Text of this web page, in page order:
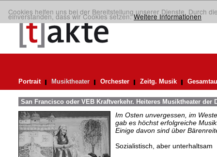
Cookies helfen uns bei der Bereitstellung unserer Dienste. Durch
einverstanden, dass wir Cookies setzen.Weitere Informationen
Portrait Musiktheater Orchester Zeitg. Musik
San Francisco oder VEB Kraftverkehr. Heiteres Musiktheater der
Im Osten unvergessen, im
gab es höchst erfolgreiche
Einige davon sind über
Sozialistisch, aber unterhaltsam